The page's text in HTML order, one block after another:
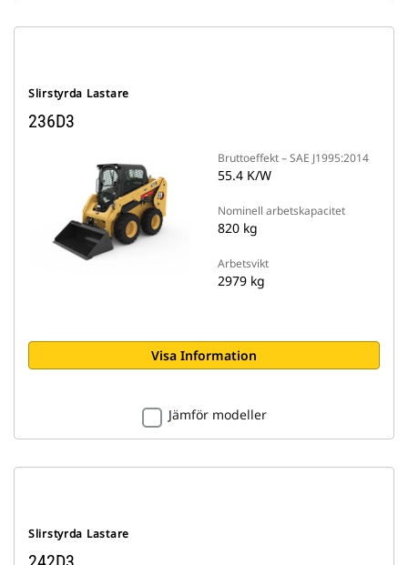
Slirstyrda Lastare
236D3
Bruttoeffekt – SAE J1995:2014
55.4 K/W
Nominell arbetskapacitet
820 kg
Arbetsvikt
2979 kg
Visa Information
Jämför modeller
Slirstyrda Lastare